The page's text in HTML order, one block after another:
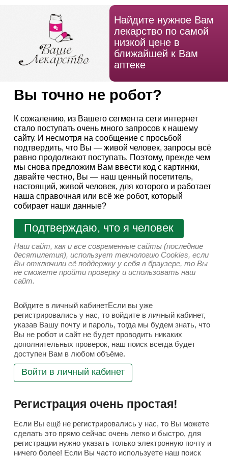
Найдите нужное Вам
лекарство по самой
низкой цене в
ближайшей к Вам
аптеке
Вы точно не робот?
К сожалению, из Вашего сегмента сети интернет
стало поступать очень много запросов к нашему
сайту. И несмотря на сообщение с просьбой
подтвердить, что Вы — живой человек, запросы всё
равно продолжают поступать. Поэтому, прежде чем
мы снова предложим Вам ввести код с картинки,
давайте честно, Вы — наш ценный посетитель,
настоящий, живой человек, для которого и работает
наша справочная или всё же робот, который
собирает наши данные?
Подтверждаю, что я человек
Наш сайт, как и все современные сайты (последние
десятилетия), использует технологию Cookies, если
Вы отключили её поддержку у себя в браузере, то Вы
не сможете пройти проверку и использовать наш
сайт.
Войдите в личный кабинетЕсли вы уже
регистрировались у нас, то войдите в личный кабинет,
указав Вашу почту и пароль, тогда мы будем знать, что
Вы не робот и сайт не будет проводить никаких
дополнительных проверок, наш поиск всегда будет
доступен Вам в любом объёме.
Войти в личный кабинет
Регистрация очень простая!
Если Вы ещё не регистрировались у нас, то Вы можете
сделать это прямо сейчас очень легко и быстро, для
регистрации нужно указать только электронную почту и
ничего более! Если Вы часто используете наш поиск